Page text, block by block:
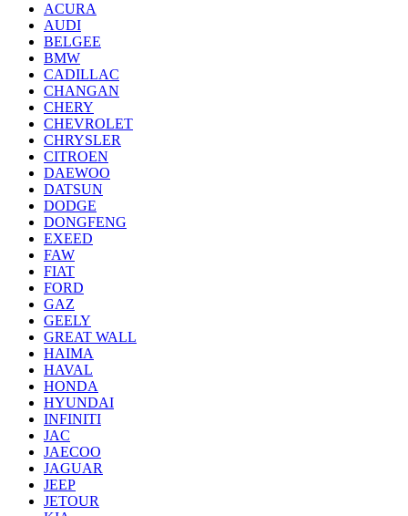
ACURA
AUDI
BELGEE
BMW
CADILLAC
CHANGAN
CHERY
CHEVROLET
CHRYSLER
CITROEN
DAEWOO
DATSUN
DODGE
DONGFENG
EXEED
FAW
FIAT
FORD
GAZ
GEELY
GREAT WALL
HAIMA
HAVAL
HONDA
HYUNDAI
INFINITI
JAC
JAECOO
JAGUAR
JEEP
JETOUR